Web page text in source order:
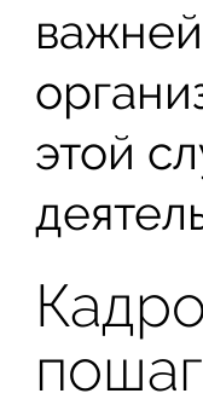
этой